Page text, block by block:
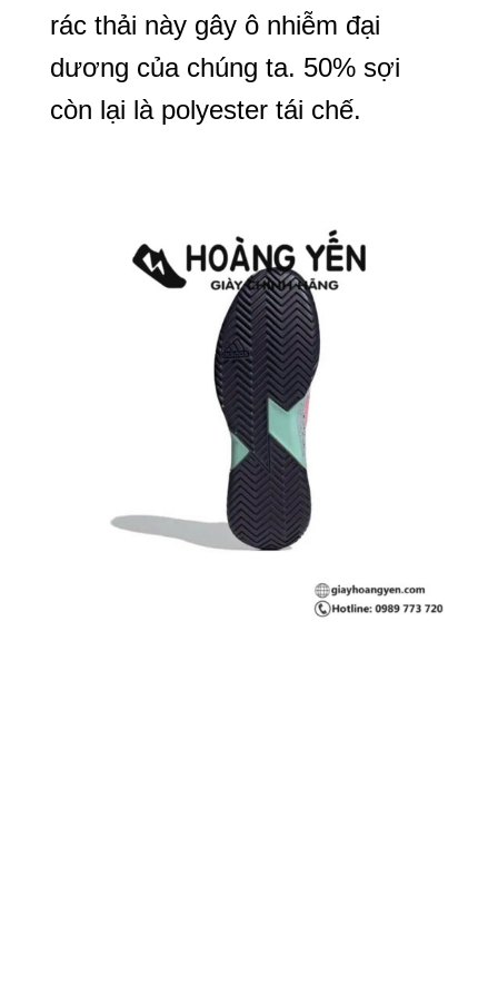
rác thải này gây ô nhiễm đại
dương của chúng ta. 50% sợi
còn lại là polyester tái chế.